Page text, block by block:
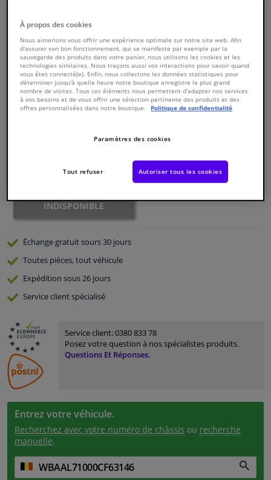
Fenêtres & accessoires
Intérieur & ameublement
Styling & Performance
Promotions et réductions
Capteurs & électronique
Numéro de produit d'origine:0185944
Numéro de fabrication:826285
EAN: 3276428262857
INDISPONIBLE
Échange gratuitsours 30 jours
Toutes pièces, tout véhicule
Expédition sous 26 jours
Serviceclient spécialisé
Service client:0380 833 78
Posez votre question à nos spécialistes produits.
Questions Et Réponses.
Entrez votre véhicule.
Recherchez avec votre numéro de châssis ou recherche
manuelle.
À propos des cookies
Nous aimerions vous offrir une expérience optimale sur notre site web. Afin
d'assurer son bon fonctionnement, qui se manifeste par exemple par la
sauvegarde des produits dans votre panier, nous utilisons les cookies et les
technologies similaires. Nous traçons aussi vos interactions pour savoir quand
vous êtes connecté(e). Enfin, nous collectons les données statistiques pour
déterminer jusqu'à quelle heure notre boutique enregistre le plus grand
nombre de visites. Tous ces éléments nous permettent d'adapter nos services
à vos besoins et de vous offrir une sélection pertinente des produits et des
offres personnalisées dans notre boutique.
Politique de confidentialité
Paramètres des cookies
Tout refuser Autoriser tous les cookies